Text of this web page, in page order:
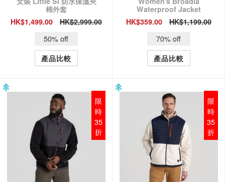
QUICK VIEW
棉外套
HK$1,499.00
HK$2,999.00
50% off
產品比較
QUICK VIEW
Waterproof Jacket
HK$359.00
HK$1,199.00
70% off
產品比較
限
時
35
折
限
時
35
折